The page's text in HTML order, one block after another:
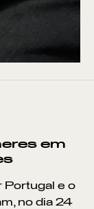
em
Portugal e o
no dia 24